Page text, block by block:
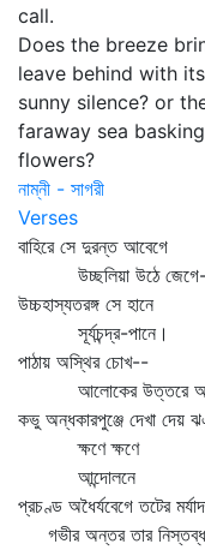
call.
Does the breeze
leave behind with
sunny silence? or
faraway sea
flowers?
নাম্নী - সাগরী
Verses
বাহিরে সে দুরন্ত আবেগে
উচ্ছলিয়া উঠে
উচ্চহাস্যতরঙ্গ সে হানে
সূর্যচন্দ্র-পানে।
পাঠায় অস্থির চোখ--
আলোকের উত্তরে
কভু অন্ধকারপুঞ্জে দেখা দেয়
ক্ষণে ক্ষণে
আন্দোলনে
প্রচণ্ড অধৈর্যবেগে তটের
গভীর অন্তর তার